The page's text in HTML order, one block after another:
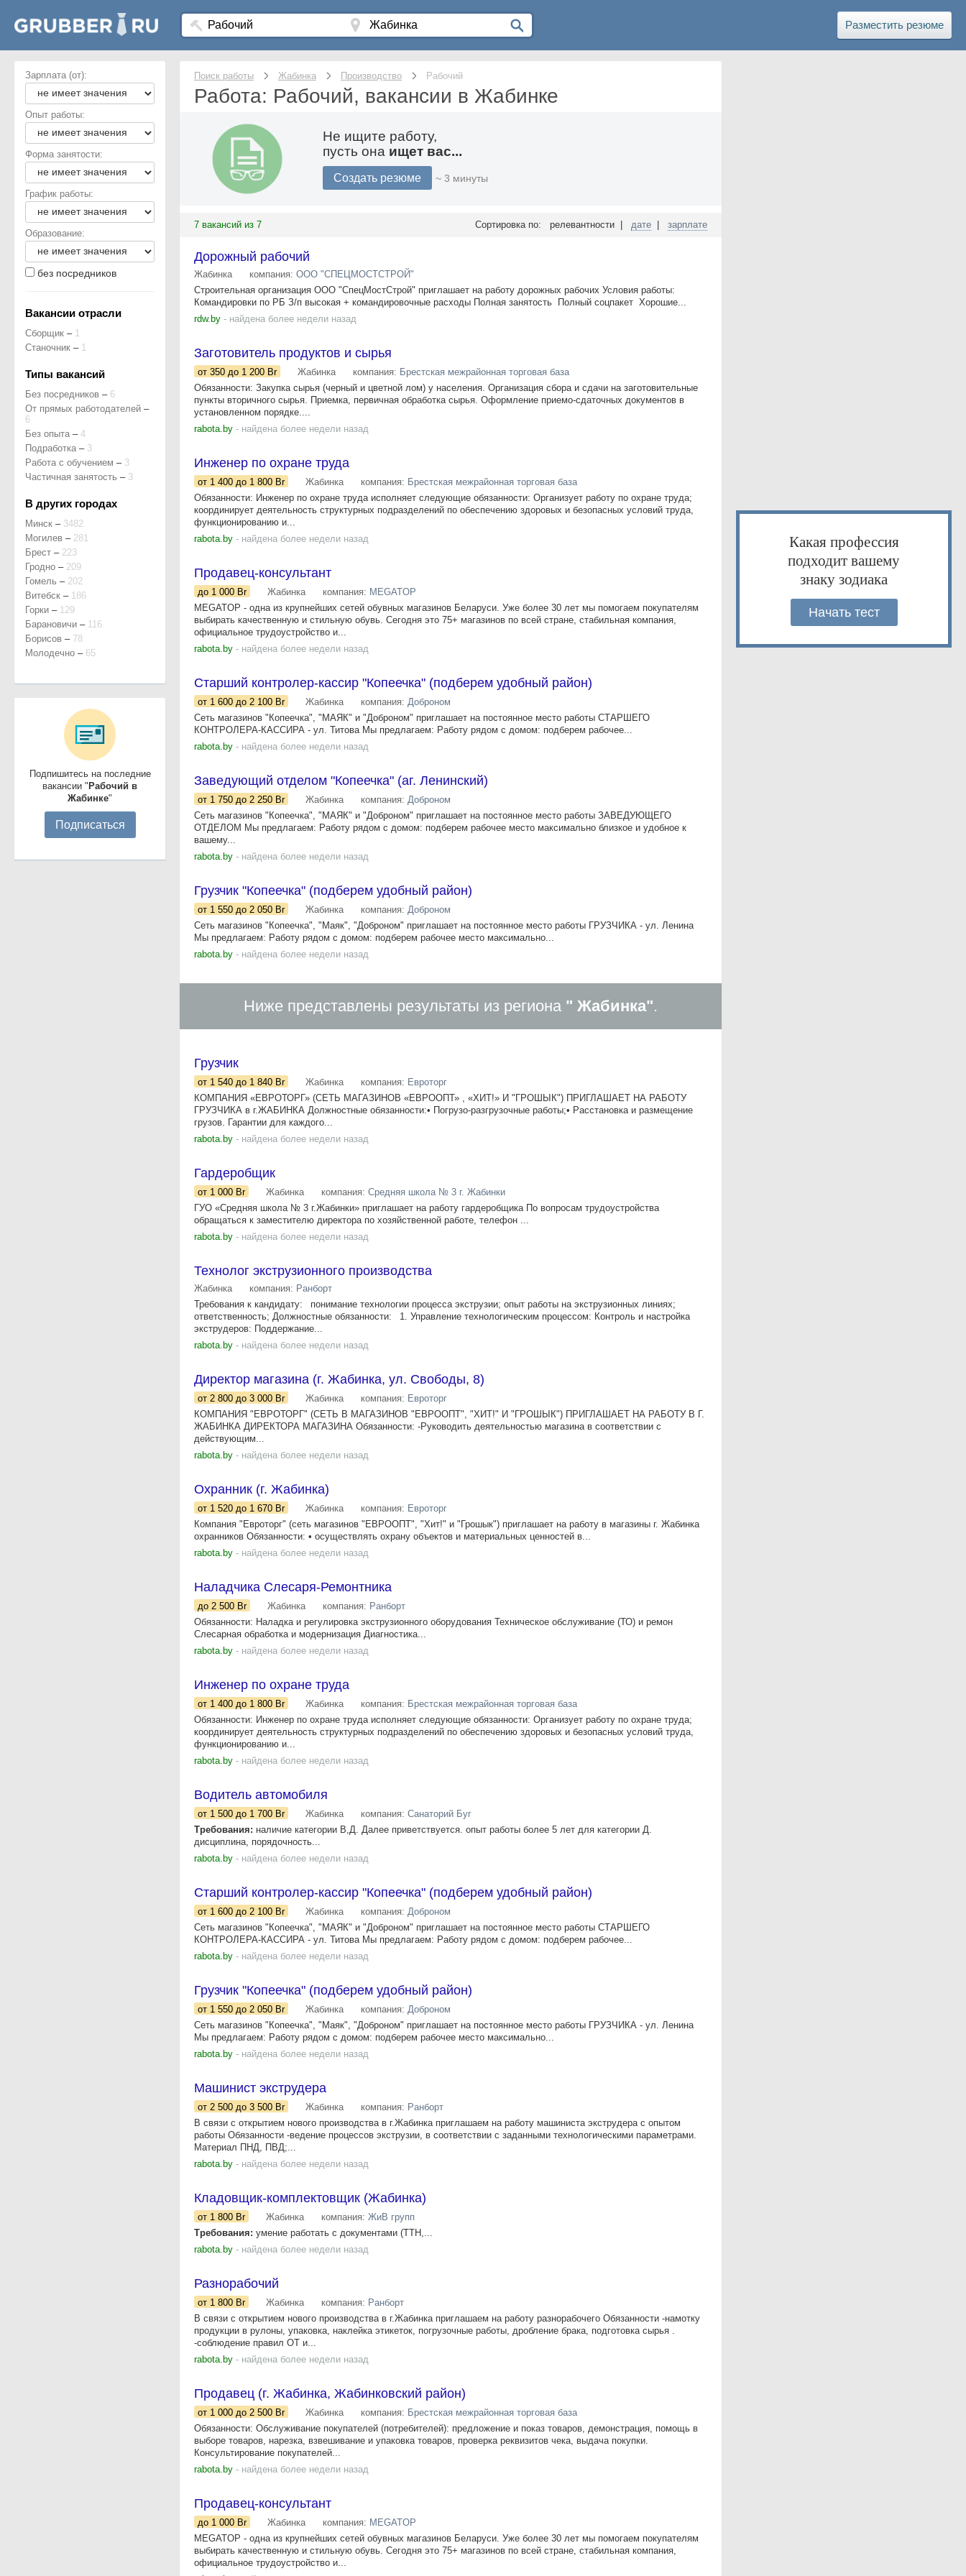
Разместить резюме
Поиск работы Жабинка Производство Рабочий
Работа: Рабочий, вакансии в Жабинке
Не ищите работу,
пусть она ищет вас...
Создать резюме ~ 3 минуты
7 вакансий из 7 Сортировка по: релевантности | дате зарплате
Дорожный рабочий
Жабинка компания: ООО "СПЕЦМОСТСТРОЙ"
Строительная организация ООО "СпецМостСтрой" приглашает на работу дорожных рабочих Условия работы:
Командировки по РБ З/п высокая + командировочные расходы Полная занятость Полный соцпакет Хорошие...
rdw.by - найдена более недели назад
Заготовитель продуктов и сырья
от 350 до 1 200 Br Жабинка компания: Брестская межрайонная торговая база
Обязанности: Закупка сырья (черный и цветной лом) у населения. Организация сбора и сдачи на заготовительные
пункты вторичного сырья. Приемка, первичная обработка сырья. Оформление приемо-сдаточных документов в
установленном порядке....
rabota.by - найдена более недели назад
Инженер по охране труда
от 1 400 до 1 800 Br Жабинка компания: Брестская межрайонная торговая база
Обязанности: Инженер по охране труда исполняет следующие обязанности: Организует работу по охране труда;
координирует деятельность структурных подразделений по обеспечению здоровых и безопасных условий труда,
функционированию и...
rabota.by - найдена более недели назад
Продавец-консультант
до 1 000 Br Жабинка компания: MEGATOP
MEGATOP - одна из крупнейших сетей обувных магазинов Беларуси. Уже более 30 лет мы помогаем покупателям
выбирать качественную и стильную обувь. Сегодня это 75+ магазинов по всей стране, стабильная компания,
официальное трудоустройство и...
rabota.by - найдена более недели назад
Старший контролер-кассир "Копеечка" (подберем удобный район)
от 1 600 до 2 100 Br Жабинка компания: Доброном
Сеть магазинов "Копеечка", "МАЯК" и "Доброном" приглашает на постоянное место работы СТАРШЕГО
КОНТРОЛЕРА-КАССИРА - ул. Титова Мы предлагаем: Работу рядом с домом: подберем рабочее...
rabota.by - найдена более недели назад
Заведующий отделом "Копеечка" (аг. Ленинский)
от 1 750 до 2 250 Br Жабинка компания: Доброном
Сеть магазинов "Копеечка", "МАЯК" и "Доброном" приглашает на постоянное место работы ЗАВЕДУЮЩЕГО
ОТДЕЛОМ Мы предлагаем: Работу рядом с домом: подберем рабочее место максимально близкое и удобное к
вашему...
rabota.by - найдена более недели назад
Грузчик "Копеечка" (подберем удобный район)
от 1 550 до 2 050 Br Жабинка компания: Доброном
Сеть магазинов "Копеечка", "Маяк", "Доброном" приглашает на постоянное место работы ГРУЗЧИКА - ул. Ленина
Мы предлагаем: Работу рядом с домом: подберем рабочее место максимально...
rabota.by - найдена более недели назад
Ниже представлены результаты из региона " Жабинка".
Грузчик
от 1 540 до 1 840 Br Жабинка компания: Евроторг
КОМПАНИЯ «ЕВРОТОРГ» (СЕТЬ МАГАЗИНОВ «ЕВРООПТ» , «ХИТ!» И "ГРОШЫК") ПРИГЛАШАЕТ НА РАБОТУ
ГРУЗЧИКА в г.ЖАБИНКА Должностные обязанности:• Погрузо-разгрузочные работы;• Расстановка и размещение
грузов. Гарантии для каждого...
rabota.by - найдена более недели назад
Гардеробщик
от 1 000 Br Жабинка компания: Средняя школа № 3 г. Жабинки
ГУО «Средняя школа № 3 г.Жабинки» приглашает на работу гардеробщика По вопросам трудоустройства
обращаться к заместителю директора по хозяйственной работе, телефон ...
rabota.by - найдена более недели назад
Технолог экструзионного производства
Жабинка компания: Ранборт
Требования к кандидату: понимание технологии процесса экструзии; опыт работы на экструзионных линиях;
ответственность; Должностные обязанности: 1. Управление технологическим процессом: Контроль и настройка
экструдеров: Поддержание...
rabota.by - найдена более недели назад
Директор магазина (г. Жабинка, ул. Свободы, 8)
от 2 800 до 3 000 Br Жабинка компания: Евроторг
КОМПАНИЯ "ЕВРОТОРГ" (СЕТЬ В МАГАЗИНОВ "ЕВРООПТ", "ХИТ!" И "ГРОШЫК") ПРИГЛАШАЕТ НА РАБОТУ В Г.
ЖАБИНКА ДИРЕКТОРА МАГАЗИНА Обязанности: -Руководить деятельностью магазина в соответствии с
действующим...
rabota.by - найдена более недели назад
Охранник (г. Жабинка)
от 1 520 до 1 670 Br Жабинка компания: Евроторг
Компания "Евроторг" (сеть магазинов "ЕВРООПТ", "Хит!" и "Грошык") приглашает на работу в магазины г. Жабинка
охранников Обязанности: • осуществлять охрану объектов и материальных ценностей в...
rabota.by - найдена более недели назад
Наладчика Слесаря-Ремонтника
до 2 500 Br Жабинка компания: Ранборт
Обязанности: Наладка и регулировка экструзионного оборудования Техническое обслуживание (ТО) и ремон
Слесарная обработка и модернизация Диагностика...
rabota.by - найдена более недели назад
Инженер по охране труда
от 1 400 до 1 800 Br Жабинка компания: Брестская межрайонная торговая база
Обязанности: Инженер по охране труда исполняет следующие обязанности: Организует работу по охране труда;
координирует деятельность структурных подразделений по обеспечению здоровых и безопасных условий труда,
функционированию и...
rabota.by - найдена более недели назад
Водитель автомобиля
от 1 500 до 1 700 Br Жабинка компания: Санаторий Буг
Требования: наличие категории В,Д. Далее приветствуется. опыт работы более 5 лет для категории Д.
дисциплина, порядочность...
rabota.by - найдена более недели назад
Старший контролер-кассир "Копеечка" (подберем удобный район)
от 1 600 до 2 100 Br Жабинка компания: Доброном
Сеть магазинов "Копеечка", "МАЯК" и "Доброном" приглашает на постоянное место работы СТАРШЕГО
КОНТРОЛЕРА-КАССИРА - ул. Титова Мы предлагаем: Работу рядом с домом: подберем рабочее...
rabota.by - найдена более недели назад
Грузчик "Копеечка" (подберем удобный район)
от 1 550 до 2 050 Br Жабинка компания: Доброном
Сеть магазинов "Копеечка", "Маяк", "Доброном" приглашает на постоянное место работы ГРУЗЧИКА - ул. Ленина
Мы предлагаем: Работу рядом с домом: подберем рабочее место максимально...
rabota.by - найдена более недели назад
Машинист экструдера
от 2 500 до 3 500 Br Жабинка компания: Ранборт
В связи с открытием нового производства в г.Жабинка приглашаем на работу машиниста экструдера с опытом
работы Обязанности -ведение процессов экструзии, в соответствии с заданными технологическими параметрами.
Материал ПНД, ПВД;...
rabota.by - найдена более недели назад
Кладовщик-комплектовщик (Жабинка)
от 1 800 Br Жабинка компания: ЖиВ групп
Требования: умение работать с документами (ТТН,...
rabota.by - найдена более недели назад
Разнорабочий
от 1 800 Br Жабинка компания: Ранборт
В связи с открытием нового производства в г.Жабинка приглашаем на работу разнорабочего Обязанности -намотку
продукции в рулоны, упаковка, наклейка этикеток, погрузочные работы, дробление брака, подготовка сырья .
-соблюдение правил ОТ и...
rabota.by - найдена более недели назад
Продавец (г. Жабинка, Жабинковский район)
от 1 000 до 2 500 Br Жабинка компания: Брестская межрайонная торговая база
Обязанности: Обслуживание покупателей (потребителей): предложение и показ товаров, демонстрация, помощь в
выборе товаров, нарезка, взвешивание и упаковка товаров, проверка реквизитов чека, выдача покупки.
Консультирование покупателей...
rabota.by - найдена более недели назад
Продавец-консультант
до 1 000 Br Жабинка компания: MEGATOP
MEGATOP - одна из крупнейших сетей обувных магазинов Беларуси. Уже более 30 лет мы помогаем покупателям
выбирать качественную и стильную обувь. Сегодня это 75+ магазинов по всей стране, стабильная компания,
официальное трудоустройство и...
Зарплата (от):
Опыт работы:
Форма занятости:
График работы:
Образование:
без посредников
Вакансии отрасли
Сборщик – 1
Станочник – 1
Типы вакансий
Без посредников – 6
От прямых работодателей –
6
Без опыта – 4
Подработка – 3
Работа с обучением – 3
Частичная занятость – 3
В других городах
Минск – 3482
Могилев – 281
Брест – 223
Гродно – 209
Гомель – 202
Витебск – 186
Горки – 129
Барановичи – 116
Борисов – 78
Молодечно – 65
Подпишитесь на последние
вакансии " Рабочий в
Жабинке"
Подписаться
Какая профессия
подходит вашему
знаку зодиака
Начать тест